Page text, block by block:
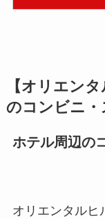
【オリエン
のコンビニ・
ホテル周辺の
オリエンタルヒ